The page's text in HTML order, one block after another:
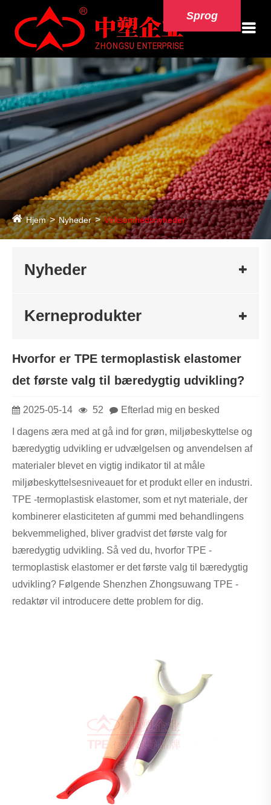
Sprog
Hjem Nyheder Virksomhedsnyheder
Nyheder
Kerneprodukter
Hvorfor er TPE termoplastisk elastomer
det første valg til bæredygtig udvikling?
2025-05-14 52 Efterlad mig en besked
I dagens æra med at gå ind for grøn, miljøbeskyttelse og
bæredygtig udvikling er udvælgelsen og anvendelsen af ​​
materialer blevet en vigtig indikator til at måle
miljøbeskyttelsesniveauet for et produkt eller en industri.
TPE -termoplastisk elastomer, som et nyt materiale, der
kombinerer elasticiteten af ​​gummi med behandlingens
bekvemmelighed, bliver gradvist det første valg for
bæredygtig udvikling. Så ved du, hvorfor TPE -
termoplastisk elastomer er det første valg til bæredygtig
udvikling? Følgende Shenzhen Zhongsuwang TPE -
redaktør vil introducere dette problem for dig.